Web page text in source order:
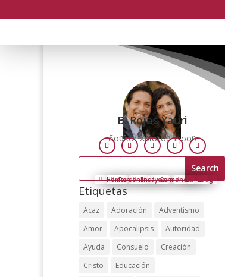
B. Rojas Yauri
δοῦλος Χριστοῦ Ἰησοῦ
FollowFollowFollowFollowFollow
Search
HomePersonalEnsayosSermonesLibrosBlog
Etiquetas
Acaz Adoración
Adventismo
Amor
Apocalipsis
Autoridad
Ayuda
Consuelo
Creación
Cristo
Educación